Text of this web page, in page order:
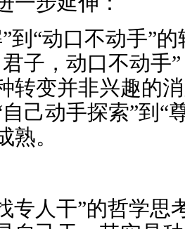
到“动口不动手”
子，动口不动手
转变并非兴趣的
己动手探索”到“
熟。
专人干”的哲学思